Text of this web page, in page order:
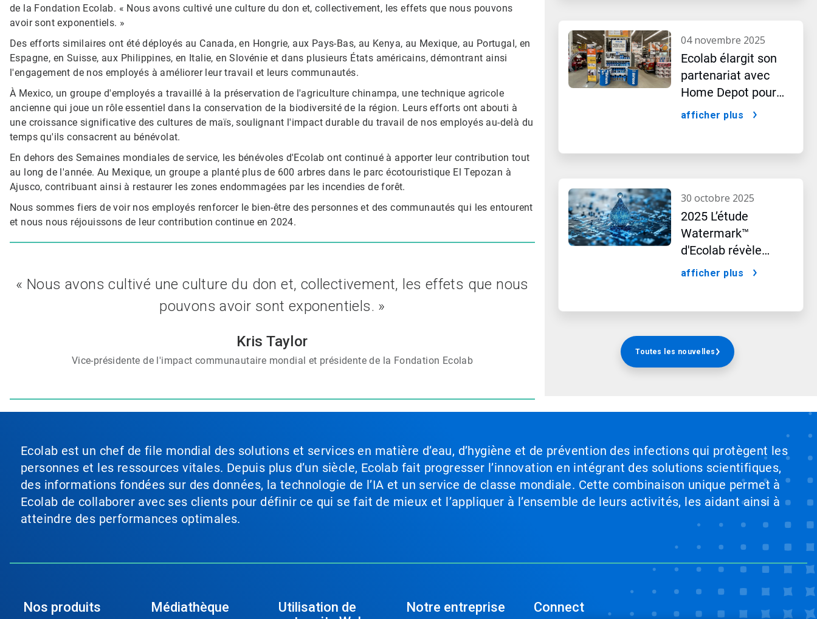
de la Fondation Ecolab. « Nous avons cultivé une culture du don et, collectivement, les effets que nous pouvons
avoir sont exponentiels. »
Des efforts similaires ont été déployés au Canada, en Hongrie, aux Pays-Bas, au Kenya, au Mexique, au Portugal, en
Espagne, en Suisse, aux Philippines, en Italie, en Slovénie et dans plusieurs États américains, démontrant ainsi
l'engagement de nos employés à améliorer leur travail et leurs communautés.
À Mexico, un groupe d'employés a travaillé à la préservation de l'agriculture chinampa, une technique agricole
ancienne qui joue un rôle essentiel dans la conservation de la biodiversité de la région. Leurs efforts ont abouti à
une croissance significative des cultures de maïs, soulignant l'impact durable du travail de nos employés au-delà du
temps qu'ils consacrent au bénévolat.
En dehors des Semaines mondiales de service, les bénévoles d'Ecolab ont continué à apporter leur contribution tout
au long de l'année. Au Mexique, un groupe a planté plus de 600 arbres dans le parc écotouristique El Tepozan à
Ajusco, contribuant ainsi à restaurer les zones endommagées par les incendies de forêt.
Nous sommes fiers de voir nos employés renforcer le bien-être des personnes et des communautés qui les entourent
et nous nous réjouissons de leur contribution continue en 2024.
« Nous avons cultivé une culture du don et, collectivement, les effets que nous
pouvons avoir sont exponentiels. »
Kris Taylor
Vice-présidente de l'impact communautaire mondial et présidente de la Fondation Ecolab​​​​​​​
04 novembre 2025
Ecolab élargit son
partenariat avec
Home Depot pour
lancer une gamme
afficher plus
30 octobre 2025
2025 L’étude
Watermark™
d'Ecolab révèle
l’impact caché de
afficher plus
Toutes les nouvelles
Ecolab est un chef de file mondial des solutions et services en matière d’eau, d’hygiène et de prévention des infections qui protègent les
personnes et les ressources vitales. Depuis plus d’un siècle, Ecolab fait progresser l’innovation en intégrant des solutions scientifiques,
des informations fondées sur des données, la technologie de l’IA et un service de classe mondiale. Cette combinaison unique permet à
Ecolab de collaborer avec ses clients pour définir ce qui se fait de mieux et l’appliquer à l’ensemble de leurs activités, les aidant ainsi à
atteindre des performances optimales.
Nos produits Médiathèque
Utilisation de
Notre entreprise Connect